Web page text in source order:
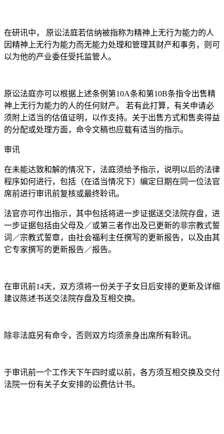
在研讯中， 原讼法庭若信纳被指称为精神上无行为能力的人
因精神上无行为能力而无能力处理和管理其财产和事务，则可
以为他的产业委任受托监管人。
原讼法庭亦可以根据上述条例第10A条和第10B条指令出售精
神上无行为能力的人的任何财产。 若有此打算，有关申请必
须附上适当的估值证明，以作支持。关于出售方式和售卖得益
的分配或处理方面，命令文稿也应载有适当的指示。
审讯
在未能达致和解的情况下，法庭须给予指示，说明以后的法律
程序如何进行，包括（在适当情况下）编定日期在同一位法官
席前进行审讯前复核或最终聆讯。
法官亦可作出指示，其中包括将进一步证据送交法院存盘，进
一步证据包括由父母及／或第三者作出及已更新的非宗教式誓
词／宗教式誓章，由社会福利主任撰写的更新报告，以及由其
它专家撰写的更新报告／报告。
在审讯前14天，双方须将一份关于子女日后安排的更新及详细
建议陈述书送交法院存盘及互相交换。
除非法庭另有命令，否则双方均须亲身出席所有聆讯。
于审讯前一个工作天下午四时或以前，各方须互相交换及交付
法院一份有关子女安排的讼费估计书。